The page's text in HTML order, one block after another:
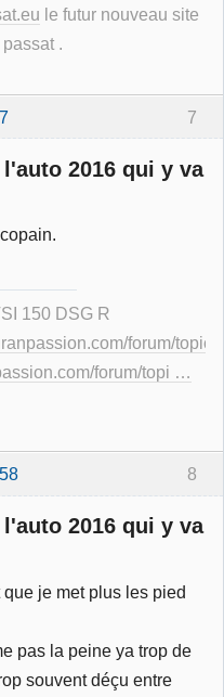
le futur nouveau site
.
7
2016 qui y va
150 DSG R
forum/
forum/topi …
8
2016 qui y va
je met plus les pied
pas la peine ya trop de
souvent déçu entre